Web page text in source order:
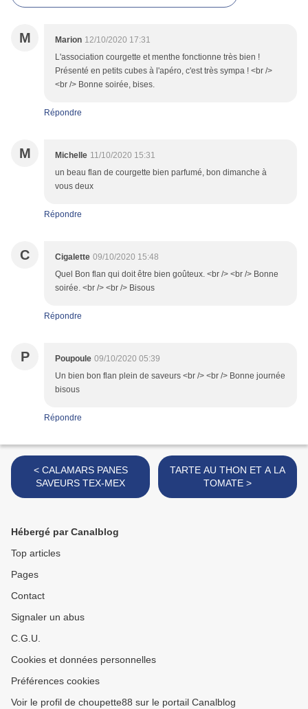
M Marion 12/10/2020 17:31
L'association courgette et menthe fonctionne très bien !
Présenté en petits cubes à l'apéro, c'est très sympa ! <br />
<br /> Bonne soirée, bises.
Répondre
M Michelle 11/10/2020 15:31
un beau flan de courgette bien parfumé, bon dimanche à
vous deux
Répondre
C Cigalette 09/10/2020 15:48
Quel Bon flan qui doit être bien goûteux. <br /> <br /> Bonne
soirée. <br /> <br /> Bisous
Répondre
P Poupoule 09/10/2020 05:39
Un bien bon flan plein de saveurs <br /> <br /> Bonne journée
bisous
Répondre
< CALAMARS PANES
SAVEURS TEX-MEX
TARTE AU THON ET A LA
TOMATE >
Hébergé par Canalblog
Top articles
Pages
Contact
Signaler un abus
C.G.U.
Cookies et données personnelles
Préférences cookies
Voir le profil de choupette88 sur le portail Canalblog